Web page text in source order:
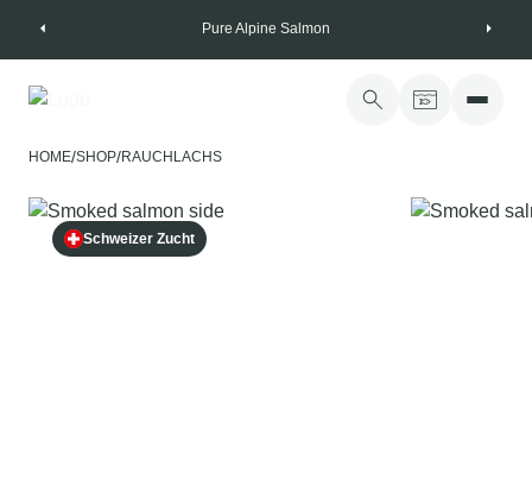
Pure Alpine Salmon
HOME/SHOP/RAUCHLACHS
Schweizer Zucht